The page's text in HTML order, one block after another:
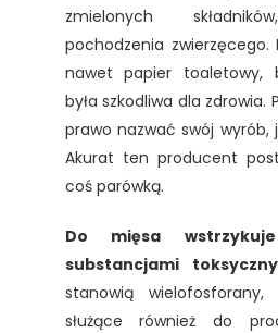
zmielonych
pochodzenia
nawet papier toaletowy,
była szkodliwa dla zdrowia.
prawo nazwać swój wyrób,
Akurat ten producent
coś parówką.
Do mięsa
substancjami
stanowią
służące również do